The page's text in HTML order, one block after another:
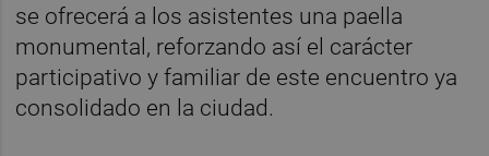
se ofrecerá a los asistentes una paella
monumental, reforzando así el carácter
participativo y familiar de este encuentro ya
consolidado en la ciudad.